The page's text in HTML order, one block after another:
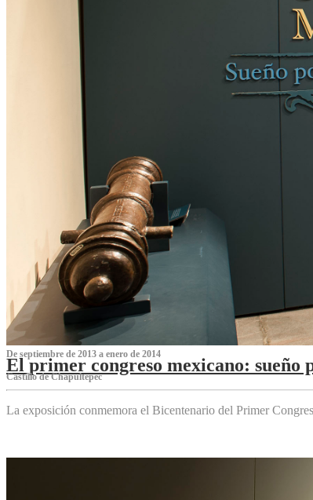
De septiembre de 2013 a enero de 2014
El primer congreso mexicano: sueño
Castillo de Chapultepec
La exposición conmemora el Bicentenario del Primer